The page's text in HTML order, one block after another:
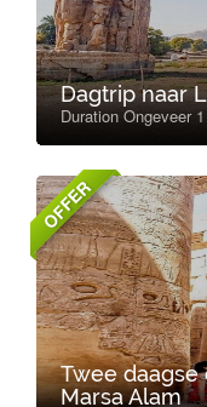
Dagtrip naar
Duration Ongeveer
OFFER
Twee
Marsa Alam